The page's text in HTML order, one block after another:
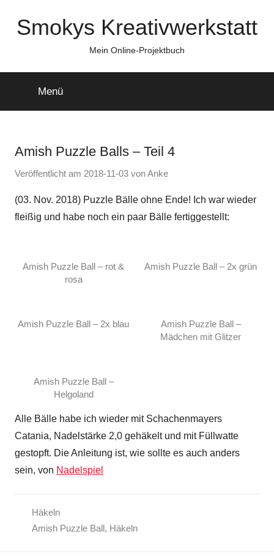
InhaltSmokys Kreativwerkstatt
Mein Online-Projektbuch
Menü
Amish Puzzle Balls – Teil 4
Veröffentlicht am 2018-11-03 vonAnke
(03. Nov. 2018) Puzzle Bälle ohne Ende! Ich war wieder
fleißig und habe noch ein paar Bälle fertiggestellt:
Amish Puzzle Ball – rot &
rosa
Amish Puzzle Ball – 2x grün
Amish Puzzle Ball – 2x blau
Amish Puzzle Ball –
Mädchen mit Glitzer
Amish Puzzle Ball –
Helgoland
Alle Bälle habe ich wieder mit Schachenmayers
Catania, Nadelstärke 2,0 gehäkelt und mit Füllwatte
gestopft. Die Anleitung ist, wie sollte es auch anders
sein, von Nadelspiel
Häkeln
Amish Puzzle Ball, Häkeln